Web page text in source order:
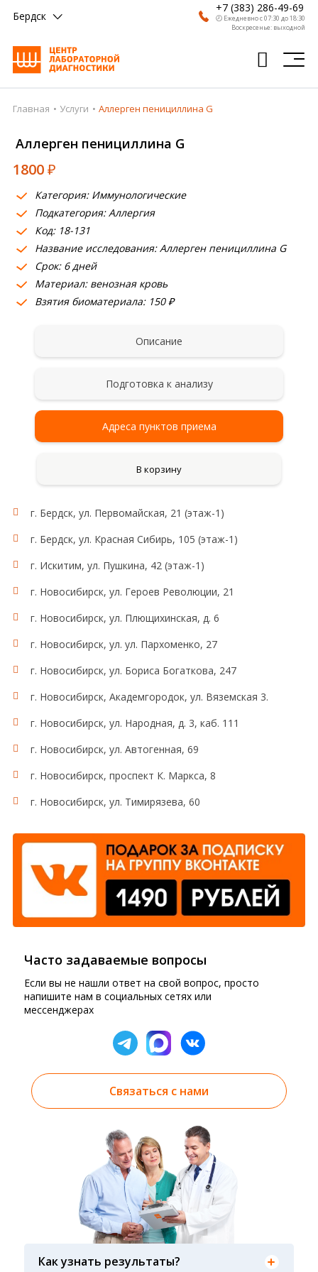
Бердск
+7 (383) 286-49-69
🕗 Ежедневно с 07:30 до 18:30
Воскресенье: выходной
Главная
Анализы
Врачи
Получить результат
Пациентам
О компании
Где сдать
Главная Услуги Аллерген пенициллина G
Аллерген пенициллина G
1800₽
Категория: Иммунологические
Подкатегория: Аллергия
Код: 18-131
Название исследования: Аллерген пенициллина G
Срок: 6 дней
Материал: венозная кровь
Взятия биоматериала: 150 ₽
Описание
Подготовка к анализу
Адреса пунктов приема
В корзину
г. Бердск, ул. Первомайская, 21 (этаж-1)
г. Бердск, ул. Красная Сибирь, 105 (этаж-1)
г. Искитим, ул. Пушкина, 42 (этаж-1)
г. Новосибирск, ул. Героев Революции, 21
г. Новосибирск, ул. Плющихинская, д. 6
г. Новосибирск, ул. ул. Пархоменко, 27
г. Новосибирск, ул. Бориса Богаткова, 247
г. Новосибирск, Академгородок, ул. Вяземская 3.
г. Новосибирск, ул. Народная, д. 3, каб. 111
г. Новосибирск, ул. Автогенная, 69
г. Новосибирск, проспект К. Маркса, 8
г. Новосибирск, ул. Тимирязева, 60
Часто задаваемые вопросы
Если вы не нашли ответ на свой вопрос, просто
напишите нам в социальных сетях или
мессенджерах
Связаться с нами
Как узнать результаты?
Результаты вы можете получить тремя
вами при оформлении заказа, на сайте в